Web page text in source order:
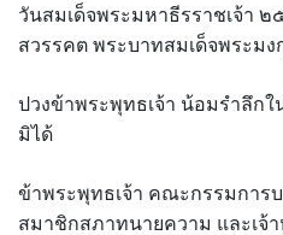
วันสมเด็จพระมหาธีรราชเจ้า
สวรรคต พระบาทสมเด็จพระมง
ปวงข้าพระพุทธเจ้า น้อมรำลึ
มิได้
ข้าพระพุทธเจ้า คณะกรรมการ
สมาชิกสภาทนายความ และเจ้